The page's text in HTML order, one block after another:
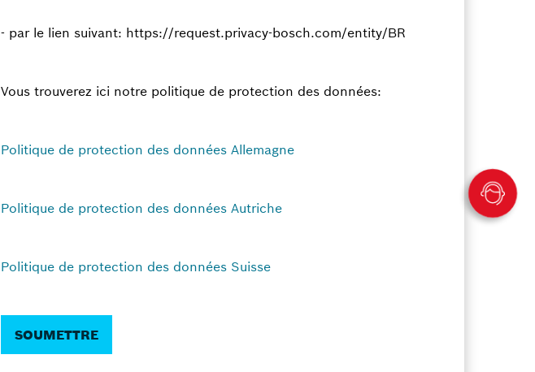
- par le lien suivant: https://request.privacy-bosch.com/entity/BR
Vous trouverez ici notre politique de protection des données:
Politique de protection des données Allemagne
Politique de protection des données Autriche
Politique de protection des données Suisse